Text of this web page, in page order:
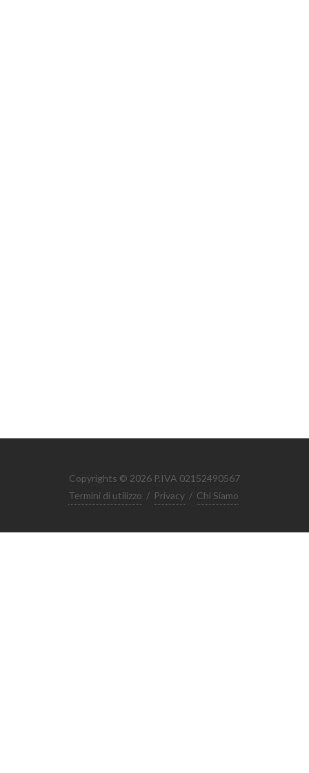
Copyrights © 2026 P.IVA 02152490567
Termini di utilizzo / Privacy / Chi Siamo